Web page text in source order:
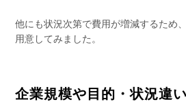
他にも状況次第で費用が増減するため
用意してみました。
企業規模や目的・状況違